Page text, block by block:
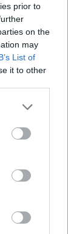
prior to
on the
may
List of
it to other